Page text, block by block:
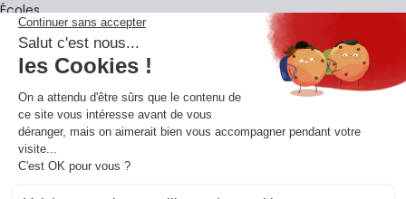
Écoles
La newsletter
Adresse e-mail
En vous inscrivant à notre newsletter, vous acceptez notre
confidentialité.
Retrouvons-nous sur